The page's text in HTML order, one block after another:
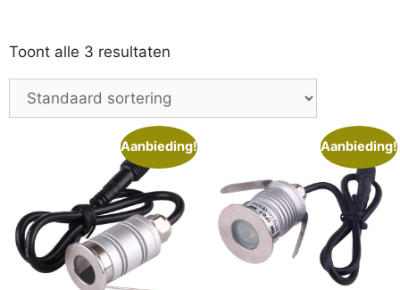
Toont alle 3 resultaten
Aanbieding! Aanbieding!